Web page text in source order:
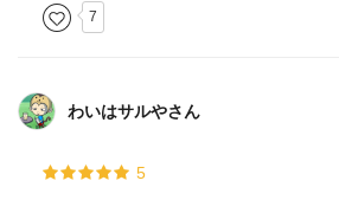
7
わいはサルやさん
5